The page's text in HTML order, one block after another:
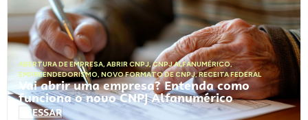
ABERTURA DE EMPRESA, ABRIR CNPJ,CNPJ ALFANUMÉRICO,
EMPREENDEDORISMO, NOVO FORMATO DE CNPJ,RECEITA FEDERAL
Vai abrir uma empresa? Entenda como
funciona o novo CNPJ Alfanumérico
ACESSAR